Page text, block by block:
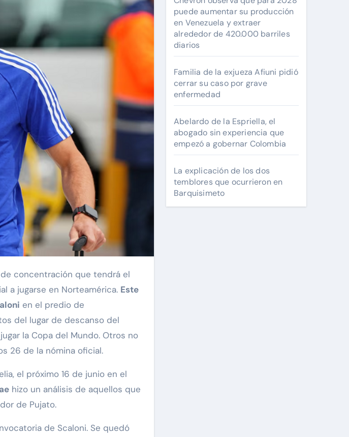
concentración que tendrá el
a jugarse en Norteamérica. Este
en el predio de
del lugar de descanso del
la Copa del Mundo. Otros no
26 de la nómina oficial.
el próximo 16 de junio en el
hizo un análisis de aquellos que
de Pujato.
de Scaloni. Se quedó
puede aumentar su producción
en Venezuela y extraer
alrededor de 420.000 barriles
diarios
Familia de la exjueza Afiuni pidió
cerrar su caso por grave
enfermedad
Abelardo de la Espriella, el
abogado sin experiencia que
empezó a gobernar Colombia
La explicación de los dos
temblores que ocurrieron en
Barquisimeto